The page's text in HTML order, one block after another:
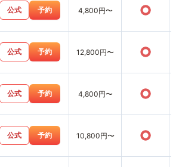
公式 予約 4,800円〜 ○
公式 予約 12,800円〜 ○
公式 予約 4,800円〜 ○
公式 予約 10,800円〜 ○